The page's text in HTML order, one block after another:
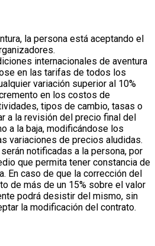
la persona está aceptando el
internacionales de aventura
en las tarifas de todos los
variación superior al 10%
en los costos de
tipos de cambio, tasas o
a la revisión del precio final del
a la baja, modificándose los
variaciones de precios aludidas.
notificadas a la persona, por
que permita tener constancia de
En caso de que la corrección del
de más de un 15% sobre el valor
podrá desistir del mismo, sin
la modificación del contrato.